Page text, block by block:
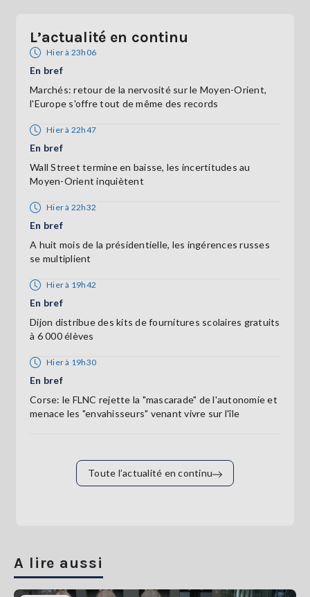
L’actualité en continu
Hier à 23h06
En bref
Marchés: retour de la nervosité sur le Moyen-Orient,
l'Europe s'offre tout de même des records
Hier à 22h47
En bref
Wall Street termine en baisse, les incertitudes au
Moyen-Orient inquiètent
Hier à 22h32
En bref
A huit mois de la présidentielle, les ingérences russes
se multiplient
Hier à 19h42
En bref
Dijon distribue des kits de fournitures scolaires gratuits
à 6 000 élèves
Hier à 19h30
En bref
Corse: le FLNC rejette la "mascarade" de l'autonomie et
menace les "envahisseurs" venant vivre sur l'île
Toute l’actualité en continu
A lire aussi